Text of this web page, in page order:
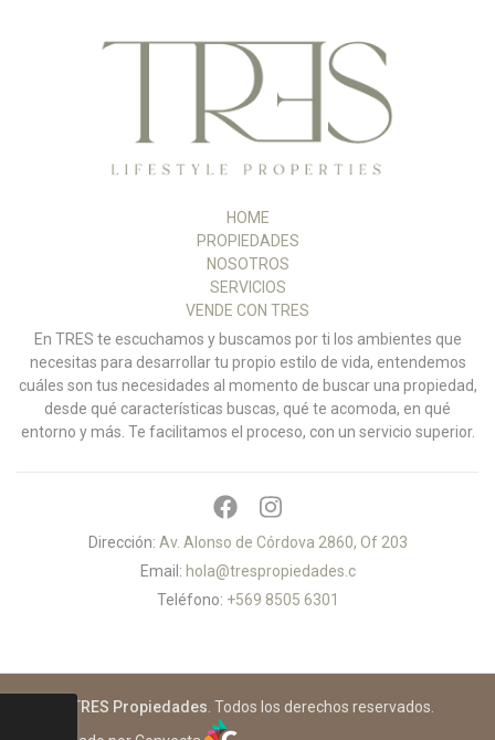
TRES
HOME
PROPIEDADES
NOSOTROS
SERVICIOS
VENDE CON TRES
En TRES te escuchamos y buscamos por ti los ambientes que
necesitas para desarrollar tu propio estilo de vida, entendemos
cuáles son tus necesidades al momento de buscar una propiedad,
desde qué características buscas, qué te acomoda, en qué
entorno y más. Te facilitamos el proceso, con un servicio superior.
Dirección: Av. Alonso de Córdova 2860, Of 203
Email: hola@trespropiedades.c
Teléfono: +569 8505 6301
TRES Propiedades . Todos los derechos reservados.